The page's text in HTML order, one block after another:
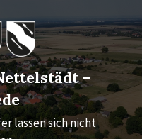
–
lassen sich nicht